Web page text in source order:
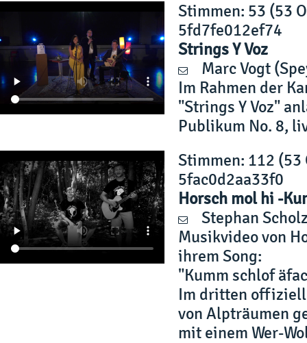
Stimmen: 53 (53
5fd7fe012ef74
Strings Y Voz
Marc Vogt
Im Rahmen der
"Strings Y Voz"
Publikum No. 8,
Stimmen: 112 (53
5fac0d2aa33f0
Horsch mol hi -
Stephan
Musikvideo von
ihrem Song:
"Kumm schlof
Im dritten
von Alpträumen
mit einem Wer-